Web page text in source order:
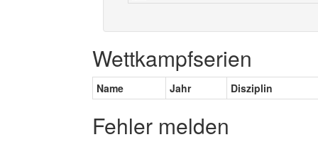
Wettkampfserien
Name Jahr Disziplin
Fehler melden